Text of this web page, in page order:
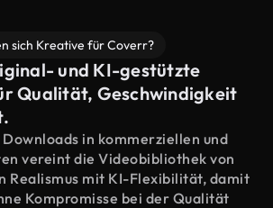
sich Kreative für Coverr?
und KI-gestützte
Qualität, Geschwindigkeit
in kommerziellen und
vereint die Videobibliothek von
Realismus mit KI-Flexibilität, damit
Kompromisse bei der Qualität